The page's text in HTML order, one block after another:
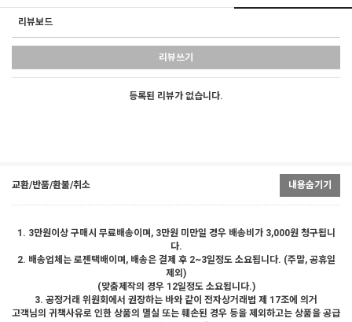
리뷰보드
리뷰쓰기
등록된 리뷰가 없습니다.
교환/반품/환불/취소 내용숨기기
1. 3만원이상 구매시 무료배송이며, 3만원 미만일 경우 배송비가 3,000원 청구됩니
다.
2. 배송업체는 로젠택배이며, 배송은 결제 후 2~3일정도 소요됩니다. (주말, 공휴일
제외)
(맞춤제작의 경우 12일정도 소요됩니다.)
3. 공정거래 위원회에서 권장하는 바와 같이 전자상거래법 제 17조에 의거
고객님의 귀책사유로 인한 상품의 멸실 또는 훼손된 경우 등을 제외하고는 상품을 공급